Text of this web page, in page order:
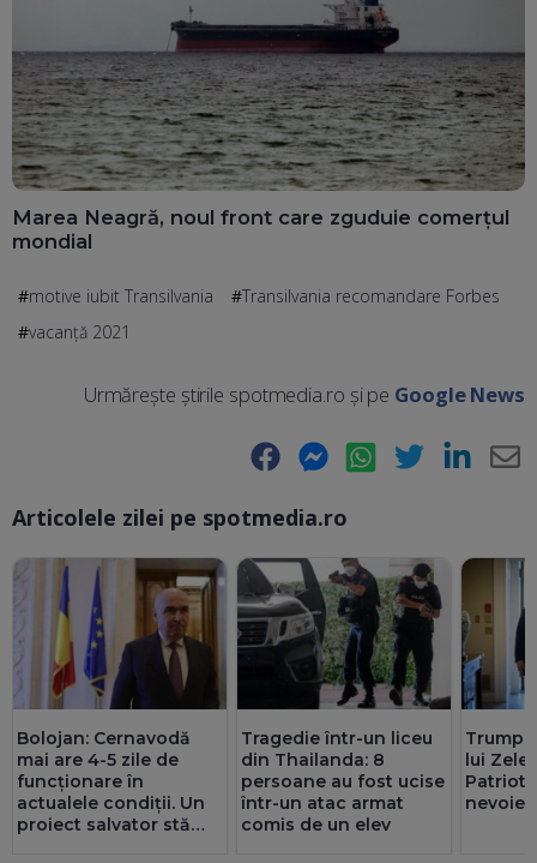
Marea Neagră, noul front care zguduie comerțul
mondial
motive iubit Transilvania
Transilvania recomandare Forbes
vacanță 2021
Urmărește știrile spotmedia.ro și pe Google News
Facebook Messenger WhatsApp Twitter LinkedIn
Articolele zilei pe spotmedia.ro
Bolojan: Cernavodă
mai are 4-5 zile de
funcționare în
actualele condiții. Un
proiect salvator stă
Tragedie într-un liceu
din Thailanda: 8
persoane au fost ucise
într-un atac armat
comis de un elev
Trump,
lui
Patriot:
nevoie